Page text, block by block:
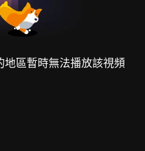
區暫時無法播放該視頻